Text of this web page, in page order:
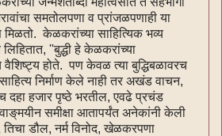
समतोलपणा व प्रांजळपणाही या
मिळतो. केळकरांच्या साहित्यिक भव्य
लिहितात, ''बुद्धी हे केळकरांच्या
वैशिष्ट्य होते. पण केवळ त्या बुद्धिबळावरच
निर्माण केले नाही तर अखंड वाचन,
हजार पृष्ठे भरतील, एवढे प्रचंड
समीक्षा आतापर्यंत अनेकांनी केली
डौल, नर्म विनोद, खेळकरपणा